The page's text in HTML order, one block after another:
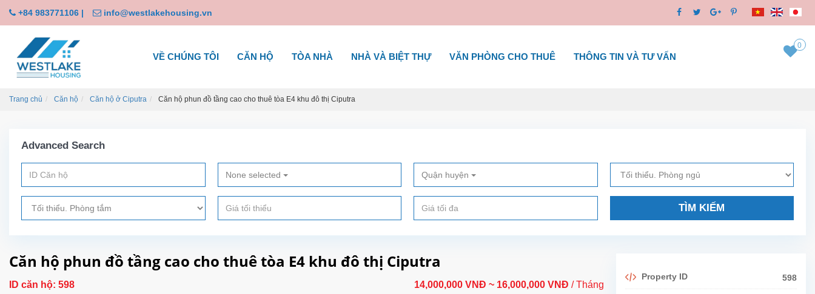
+84 983771106 | info@westlakehousing.vn
VỀ CHÚNG TÔI CĂN HỘ TÒA NHÀ NHÀ VÀ BIỆT THỰ VĂN PHÒNG CHO THUÊ THÔNG TIN VÀ TƯ VẤN
0
Trang chủ Căn hộ Căn hộ ở Ciputra Căn hộ phun đồ tầng cao cho thuê tòa E4 khu đô thị Ciputra
Advanced Search
None selected Quận huyện
TÌM KIẾM
Căn hộ phun đồ tầng cao cho thuê tòa E4 khu đô thị Ciputra
ID căn hộ: 598 14,000,000 VNĐ ~ 16,000,000 VNĐ / Tháng
Property ID 598